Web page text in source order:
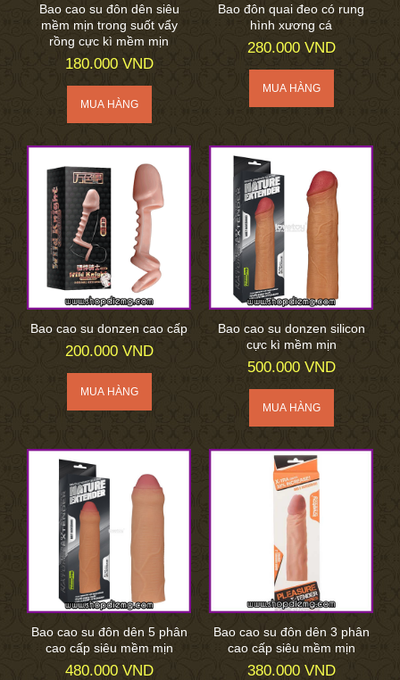
Bao cao su đôn dên siêu
mềm mịn trong suốt vẩy
rồng cực kì mềm mịn
180.000 VND
Bao đôn quai đeo có rung
hình xương cá
280.000 VND
Bao cao su donzen cao cấp
200.000 VND
Bao cao su donzen silicon
cực kì mềm mịn
500.000 VND
Bao cao su đôn dên 5 phân
cao cấp siêu mềm mịn
480.000 VND
Bao cao su đôn dên 3 phân
cao cấp siêu mềm mịn
380.000 VND